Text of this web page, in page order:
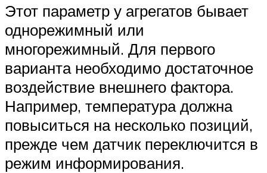
Этот параметр у агрегатов бывает
однорежимный или
многорежимный. Для первого
варианта необходимо достаточное
воздействие внешнего фактора.
Например, температура должна
повыситься на несколько позиций,
прежде чем датчик переключится в
режим информирования.